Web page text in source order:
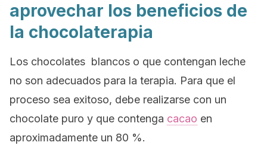
aprovechar los beneficios de
la chocolaterapia
Los chocolates blancos o que contengan leche
no son adecuados para la terapia. Para que el
proceso sea exitoso, debe realizarse con un
chocolate puro y que contenga cacao en
aproximadamente un 80 %.